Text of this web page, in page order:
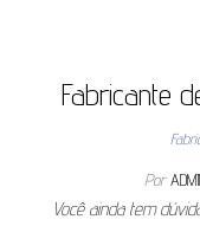
Fabricante
Por
Você ainda tem